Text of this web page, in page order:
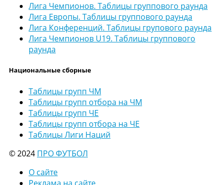
Лига Чемпионов. Таблицы группового раунда
Лига Европы. Таблицы группового раунда
Лига Конференций. Таблицы групового раунда
Лига Чемпионов U19. Таблицы группового
раунда
Национальные сборные
Таблицы групп ЧМ
Таблицы групп отбора на ЧМ
Таблицы групп ЧЕ
Таблицы групп отбора на ЧЕ
Таблицы Лиги Наций
© 2024 ПРО ФУТБОЛ
О сайте